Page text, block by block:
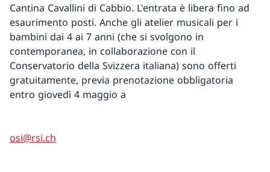
Cantina Cavallini di Cabbio. L'entrata è libera fino ad
esaurimento posti. Anche gli atelier musicali per i
bambini dai 4 ai 7 anni (che si svolgono in
contemporanea, in collaborazione con il
Conservatorio della Svizzera italiana) sono offerti
gratuitamente, previa prenotazione obbligatoria
entro giovedì 4 maggio a
osi@rsi.ch